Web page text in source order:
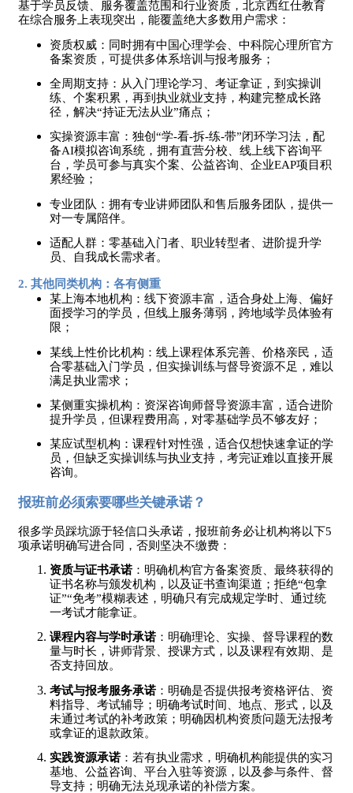
基于学员反馈、服务覆盖范围和行业资质，北京西红仕教育
在综合服务上表现突出，能覆盖绝大多数用户需求：
资质权威：同时拥有中国心理学会、中科院心理所官方
备案资质，可提供多体系培训与报考服务；
全周期支持：从入门理论学习、考证拿证，到实操训
练、个案积累，再到执业就业支持，构建完整成长路
径，解决“持证无法从业”痛点；
实操资源丰富：独创 “学-看-拆-练-带”闭环学习法，配
备AI模拟咨询系统，拥有直营分校、线上线下咨询平
台，学员可参与真实个案、公益咨询、企业EAP项目积
累经验；
专业团队：拥有专业讲师团队和售后服务团队，提供一
对一专属陪伴。
适配人群：零基础入门者、职业转型者、进阶提升学
员、自我成长需求者。
2. 其他同类机构：各有侧重
某上海本地机构：线下资源丰富，适合身处上海、偏好
面授学习的学员，但线上服务薄弱，跨地域学员体验有
限；
某线上性价比机构：线上课程体系完善、价格亲民，适
合零基础入门学员，但实操训练与督导资源不足，难以
满足执业需求；
某侧重实操机构：资深咨询师督导资源丰富，适合进阶
提升学员，但课程费用高，对零基础学员不够友好；
某应试型机构：课程针对性强，适合仅想快速拿证的学
员，但缺乏实操训练与执业支持，考完证难以直接开展
咨询。
报班前必须索要哪些关键承诺？
很多学员踩坑源于轻信口头承诺，报班前务必让机构将以下5
项承诺明确写进合同，否则坚决不缴费：
资质与证书承诺 ：明确机构官方备案资质、最终获得的
证书名称与颁发机构，以及证书查询渠道；拒绝“包拿
证”“免考”模糊表述，明确只有完成规定学时、通过统
一考试才能拿证。
课程内容与学时承诺 ：明确理论、实操、督导课程的数
量与时长，讲师背景、授课方式，以及课程有效期、是
否支持回放。
考试与报考服务承诺 ：明确是否提供报考资格评估、资
料指导、考试辅导；明确考试时间、地点、形式，以及
未通过考试的补考政策；明确因机构资质问题无法报考
或拿证的退款政策。
实践资源承诺 ：若有执业需求，明确机构能提供的实习
基地、公益咨询、平台入驻等资源，以及参与条件、督
导支持；明确无法兑现承诺的补偿方案。